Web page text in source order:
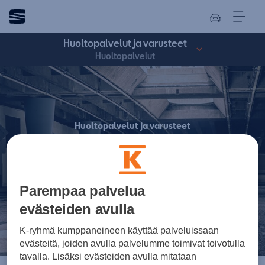
Huoltopalvelut ja varusteet
Huoltopalvelut
Huoltopalvelut ja varusteet
Huoltopalvelut
Parempaa palvelua
evästeiden avulla
K-ryhmä kumppaneineen käyttää palveluissaan
evästeitä, joiden avulla palvelumme toimivat toivotulla
tavalla. Lisäksi evästeiden avulla mitataan